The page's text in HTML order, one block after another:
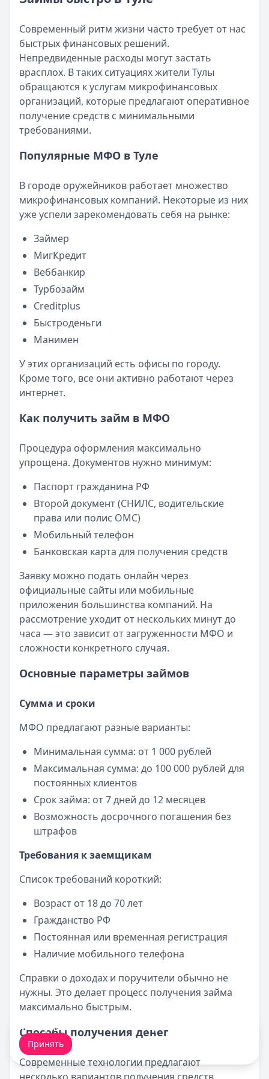
Все статьи
Опубликовано:5 декабря 2025 г.
Категория:МФО
Читать новость
Срочный микрозайм 15 000 ₽ на карту: свежая
Кратко:Нужны 15 000 рублей на карту прямо сегодня?
Опубликовано:5 декабря 2025 г.
Категория:МФО
Читать новость
Кратко:В III квартале 2025 года владельцы iPhone
Категория:МФО
Читать новость
57 сервисов микрозаймов через Госуслуги: где
Кратко:Авторизация через Госуслуги ускоряет
Опубликовано:
Категория: МФО
Читать новость
Смс о «одобренном займе» от Bigmani Ru: как
Кратко:Пришло СМС об одобрении займа от Bigmani
Опубликовано:23 ноября 2025 г.
Категория:
Все новости
Современный ритм жизни часто требует от нас
быстрых финансовых решений.
Непредвиденные расходы могут застать
врасплох. В таких ситуациях жители Тулы
обращаются к услугам микрофинансовых
организаций, которые предлагают оперативное
получение средств с минимальными
требованиями.
Популярные МФО в Туле
В городе оружейников работает множество
микрофинансовых компаний. Некоторые из них
уже успели зарекомендовать себя на рынке:
Займер
МигКредит
Веббанкир
Турбозайм
Creditplus
Быстроденьги
Манимен
У этих организаций есть офисы по городу.
Кроме того, все они активно работают через
интернет.
Как получить займ в МФО
Процедура оформления максимально
упрощена. Документов нужно минимум:
Паспорт гражданина РФ
Второй документ (СНИЛС, водительские
права или полис ОМС)
Мобильный телефон
Банковская карта для получения средств
Заявку можно подать онлайн через
официальные сайты или мобильные
приложения большинства компаний. На
рассмотрение уходит от нескольких минут до
часа — это зависит от загруженности МФО и
сложности конкретного случая.
Основные параметры займов
Сумма и сроки
МФО предлагают разные варианты:
Минимальная сумма: от 1 000 рублей
Максимальная сумма: до 100 000 рублей для
постоянных клиентов
Срок займа: от 7 дней до 12 месяцев
Возможность досрочного погашения без
штрафов
Требования к заемщикам
Список требований короткий:
Возраст от 18 до 70 лет
Гражданство РФ
Постоянная или временная регистрация
Наличие мобильного телефона
Справки о доходах и поручители обычно не
нужны. Это делает процесс получения займа
максимально быстрым.
Способы получения денег
Современные технологии предлагают
Мы обрабатываем ваши
Принять